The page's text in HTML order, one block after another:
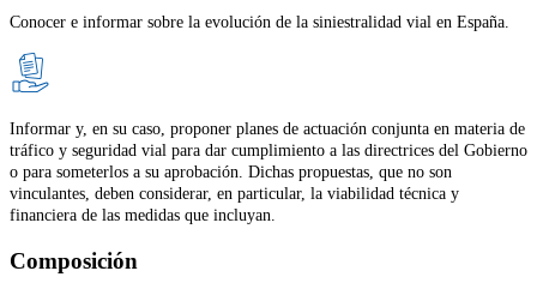
Conocer e informar sobre la evolución de la siniestralidad vial en España.
Informar y, en su caso, proponer planes de actuación conjunta en materia de
tráfico y seguridad vial para dar cumplimiento a las directrices del Gobierno
o para someterlos a su aprobación. Dichas propuestas, que no son
vinculantes, deben considerar, en particular, la viabilidad técnica y
financiera de las medidas que incluyan.
Composición